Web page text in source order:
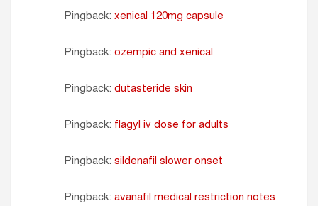
Pingback: xenical 120mg capsule
Pingback: ozempic and xenical
Pingback: dutasteride skin
Pingback: flagyl iv dose for adults
Pingback: sildenafil slower onset
Pingback: avanafil medical restriction notes